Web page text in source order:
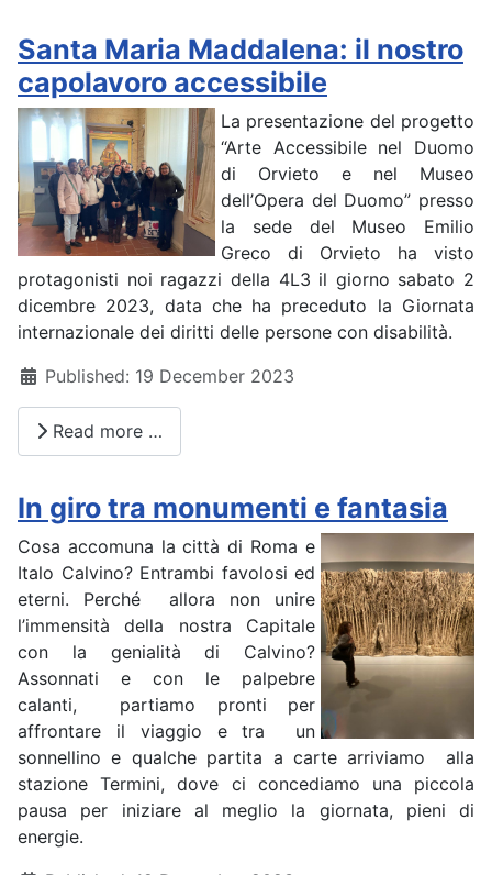
Santa Maria Maddalena: il nostro
capolavoro accessibile
La presentazione del progetto
“Arte Accessibile nel Duomo
di Orvieto e nel Museo
dell’Opera del Duomo” presso
la sede del Museo Emilio
Greco di Orvieto ha visto
protagonisti noi ragazzi della 4L3 il giorno sabato 2
dicembre 2023, data che ha preceduto la Giornata
internazionale dei diritti delle persone con disabilità.
DetailsPublished: 19 December 2023
Read more …
In giro tra monumenti e fantasia
Cosa accomuna la città di Roma e
Italo Calvino? Entrambi favolosi ed
eterni. Perché allora non unire
l’immensità della nostra Capitale
con la genialità di Calvino?
Assonnati e con le palpebre
calanti, partiamo pronti per
affrontare il viaggio e tra un
sonnellino e qualche partita a carte arriviamo alla
stazione Termini, dove ci concediamo una piccola
pausa per iniziare al meglio la giornata, pieni di
energie.